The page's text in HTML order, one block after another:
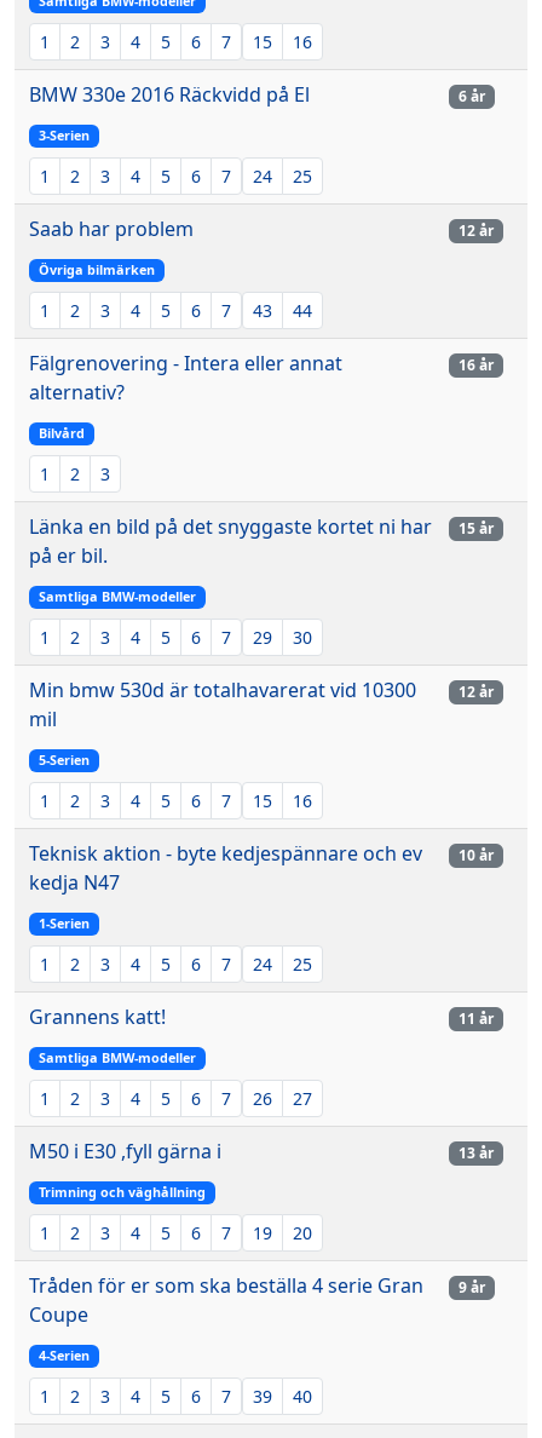
1 2 3 4 5 6 7 15 16
BMW 330e 2016 Räckvidd på El
3-Serien
1 2 3 4 5 6 7 24 25
6 år
Saab har problem
Övriga bilmärken
1 2 3 4 5 6 7 43 44
12 år
Fälgrenovering - Intera eller annat
alternativ?
Bilvård
1 2 3
16 år
Länka en bild på det snyggaste kortet ni har
på er bil.
Samtliga BMW-modeller
1 2 3 4 5 6 7 29 30
15 år
Min bmw 530d är totalhavarerat vid 10300
mil
5-Serien
1 2 3 4 5 6 7 15 16
12 år
Teknisk aktion - byte kedjespännare och ev
kedja N47
1-Serien
1 2 3 4 5 6 7 24 25
10 år
Grannens katt!
Samtliga BMW-modeller
1 2 3 4 5 6 7 26 27
11 år
M50 i E30 ,fyll gärna i
Trimning och väghållning
1 2 3 4 5 6 7 19 20
13 år
Tråden för er som ska beställa 4 serie Gran
Coupe
4-Serien
1 2 3 4 5 6 7 39 40
9 år